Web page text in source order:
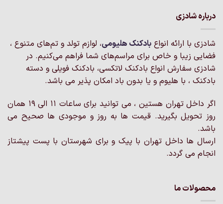
باشد.
گزینه
ها
ممکن
است
صفحه
محصول
شوند
گزینه
ها
ممکن
است
در
محصول
انتخاب
درباره شادزی
شادزی با ارائه انواع بادکنک‌ هلیومی، لوازم تولد و تم‌های متنوع ،
فضایی زیبا و خاص برای مراسم‌های شما فراهم می‌کنیم. در
شادزی سفارش انواع بادکنک لاتکسی، بادکنک فویلی و دسته
بادکنک ، با هلیوم و یا بدون باد امکان پذیر می باشد.
اگر داخل تهران هستین ، می توانید برای ساعات 11 الی 19 همان
روز تحویل بگیرید. قیمت ها به روز و موجودی ها صحیح می
باشد.
ارسال ها داخل تهران با پیک و برای شهرستان با پست پیشتاز
انجام می گردد.
محصولات ما